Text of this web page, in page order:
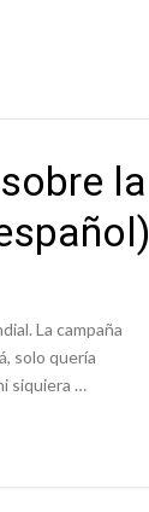
la
La campaña
solo quería
siquiera …